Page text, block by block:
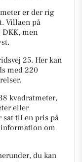
er der rig
Villaen på
men
25. Her kan
med 220
kvadratmeter,
eller
sat til en pris på
information om
du kan